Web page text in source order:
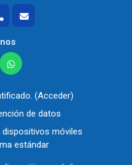
(Acceder)
de datos
dispositivos móviles
estándar